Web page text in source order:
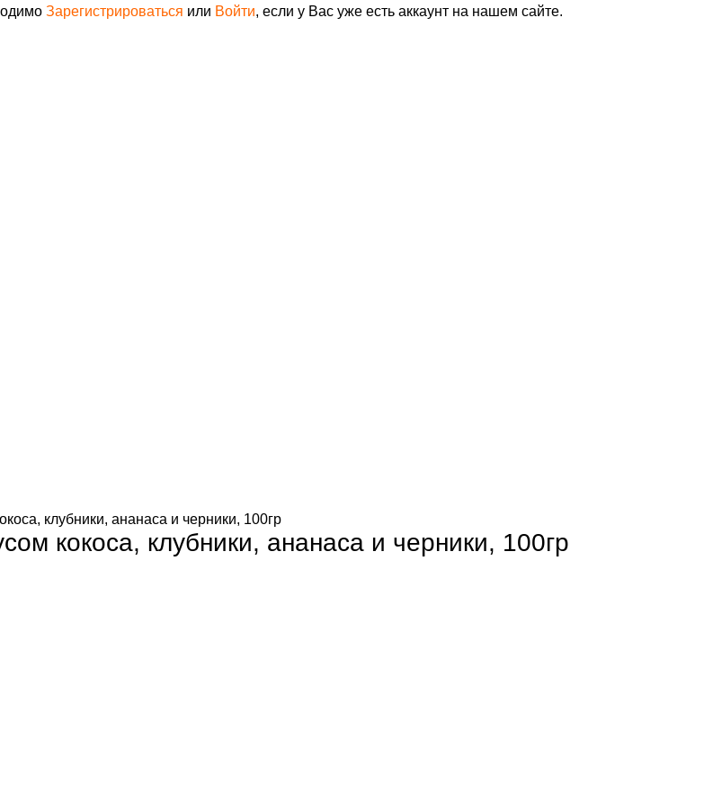
Зарегистрироваться или Войти, если у Вас уже есть аккаунт на нашем сайте.
клубники, ананаса и черники, 100гр
кокоса, клубники, ананаса и черники, 100гр